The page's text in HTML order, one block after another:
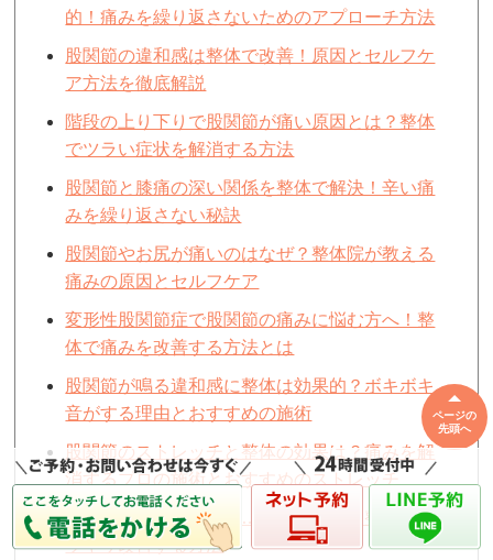
的！痛みを繰り返さないためのアプローチ方法
股関節の違和感は整体で改善！原因とセルフケ
ア方法を徹底解説
階段の上り下りで股関節が痛い原因とは？整体
でツラい症状を解消する方法
股関節と膝痛の深い関係を整体で解決！辛い痛
みを繰り返さない秘訣
股関節やお尻が痛いのはなぜ？整体院が教える
痛みの原因とセルフケア
変形性股関節症で股関節の痛みに悩む方へ！整
体で痛みを改善する方法とは
股関節が鳴る違和感に整体は効果的？ボキボキ
音がする理由とおすすめの施術
股関節のストレッチと整体の効果は？痛みを解
消するプロの施術とおすすめのストレッチ
歩く時に股関節が痛い…整体で歪みを整えてス
ッキリ改善する方法
ページの
先頭へ